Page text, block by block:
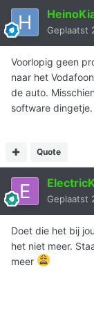
Geplaatst
Voorlopig geen
naar het
de auto.
software dingetje.
Quote
Geplaatst
Doet die het bij
het niet meer.
meer